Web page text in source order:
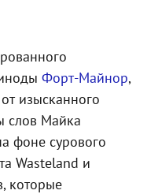
Форт-Майнор,
изысканного
слов Майка
фоне сурового
Wasteland и
которые